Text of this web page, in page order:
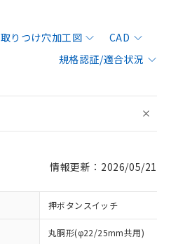
取りつけ穴加工図
CAD
規格認証/適合状況
情報更新：2026/05/21
押ボタンスイッチ
丸胴形(φ22/25mm共用)